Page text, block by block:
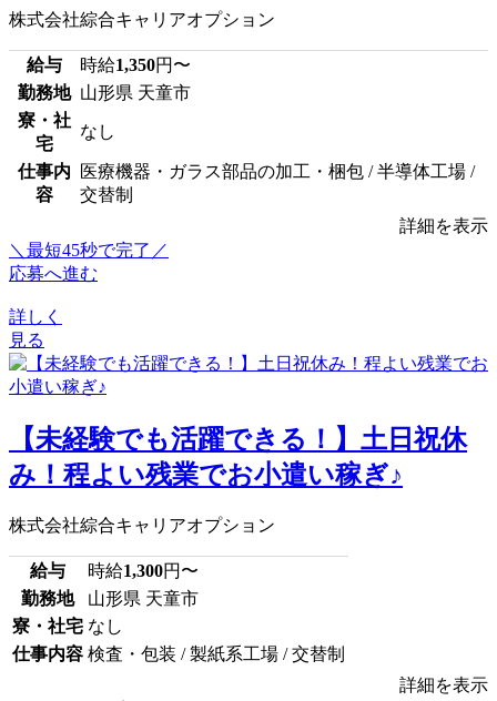
株式会社綜合キャリアオプション
給与 時給1,350円〜
勤務地 山形県 天童市
寮・社
宅
なし
仕事内
容
医療機器・ガラス部品の加工・梱包 / 半導体工場 /
交替制
詳細を表示
＼最短45秒で完了／
応募へ進む
詳しく
見る
【未経験でも活躍できる！】土日祝休
み！程よい残業でお小遣い稼ぎ♪
株式会社綜合キャリアオプション
給与 時給1,300円〜
勤務地
山形県 天童市
寮・社宅 なし
仕事内容 検査・包装 / 製紙系工場 / 交替制
詳細を表示